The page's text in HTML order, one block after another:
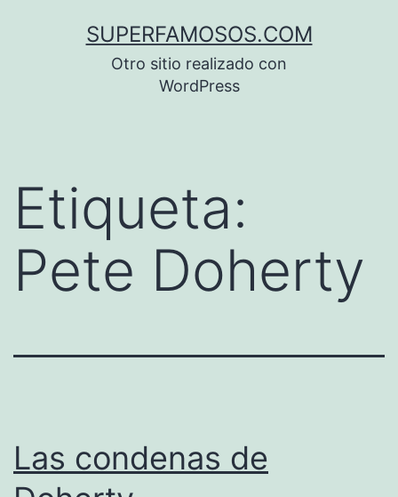
SUPERFAMOSOS.COM
Otro sitio realizado con
WordPress
Etiqueta:
Pete Doherty
Las condenas de